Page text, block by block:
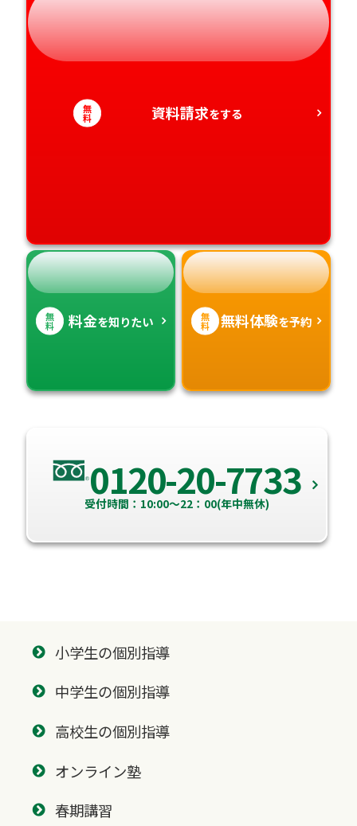
静岡県
和歌山県
徳島県
愛媛県
大分県
鹿児島県
無
料 資料請求をする
無
料 料金を知りたい 無
料 無料体験を予約
0120-20-7733
受付時間：10:00～22：00(年中無休)
小学生の個別指導
中学生の個別指導
高校生の個別指導
オンライン塾
春期講習